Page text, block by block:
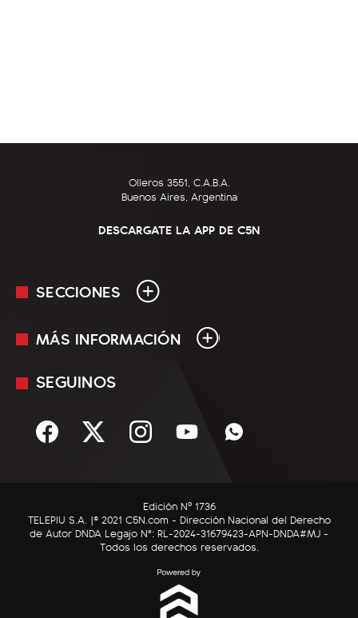
Olleros 3551, C.A.B.A.
Buenos Aires, Argentina
DESCARGATE LA APP DE C5N
SECCIONES
En Vivo
Sociedad
C5N Autos
RatingCero
MÁS INFORMACIÓN
Mediakit
Términos y condiciones
SEGUINOS
Edición Nº 1736
TELEPIU S.A. |© 2021 C5N.com - Dirección Nacional del Derecho
de Autor DNDA Legajo N°: RL-2024-31679423-APN-DNDA#MJ -
Todos los derechos reservados.